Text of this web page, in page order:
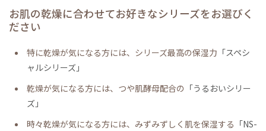
お肌の乾燥に合わせてお好きなシリーズをお選びく
ださい
特に乾燥が気になる方には、シリーズ最高の保湿力 「スペシ
ャルシリーズ」
乾燥が気になる方には、つや肌酵母配合の 「うるおいシリー
ズ」
時々乾燥が気になる方には、みずみずしく肌を保湿する 「NS-